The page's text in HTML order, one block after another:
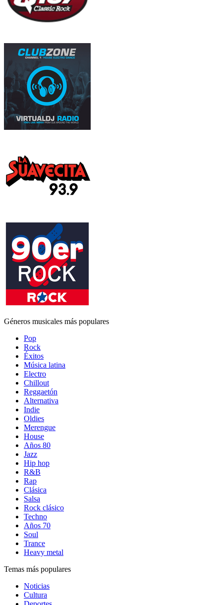
Géneros musicales más populares
Pop
Rock
Éxitos
Música latina
Electro
Chillout
Reggaetón
Alternativa
Indie
Oldies
Merengue
House
Años 80
Jazz
Hip hop
R&B
Rap
Clásica
Salsa
Rock clásico
Techno
Años 70
Soul
Trance
Heavy metal
Temas más populares
Noticias
Cultura